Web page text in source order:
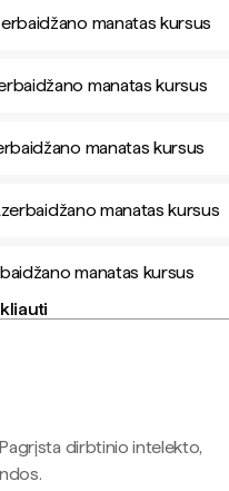
manatas kursus
manatas kursus
manatas kursus
manatas kursus
manatas kursus
dirbtinio intelekto,